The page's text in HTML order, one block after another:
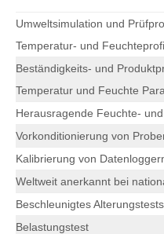
Umweltsimulation und
Temperatur- und
Beständigkeits- und
Temperatur und Feuchte
Herausragende Feuchte-
Vorkonditionierung von
Kalibrierung von
Weltweit anerkannt bei
Beschleunigtes Alterungstests
Belastungstest